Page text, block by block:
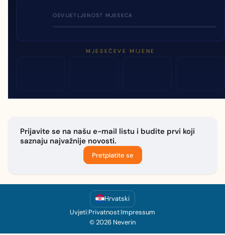
OSVIJETLJENOST MJESECA
MJESEČEVE MIJENE
Prijavite se na našu e-mail listu i budite prvi koji
saznaju najvažnije novosti.
Pretplatite se
Hrvatski
Uvjeti|Privatnost|Impressum
© 2026 Neverin